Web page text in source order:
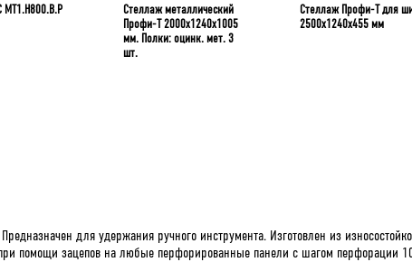
МT1.H800.В.Р
Стеллаж металлический
Профи-Т 2000x1240x1005
мм. Полки: оцинк. мет. 3
шт.
Стеллаж Профи-Т для
2500x1240x455 мм
для удержания ручного инструмента. Изготовлен из
при помощи зацепов на любые перфорированные панели с шагом перфорации